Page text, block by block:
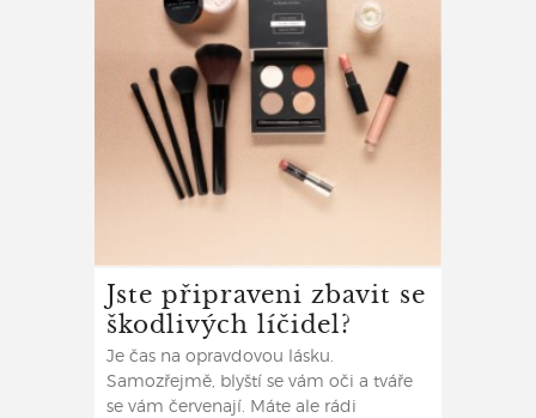
Jste připraveni zbavit se
škodlivých líčidel?
Je čas na opravdovou lásku.
Samozřejmě, blyští se vám oči a tváře
se vám červenají. Máte ale rádi